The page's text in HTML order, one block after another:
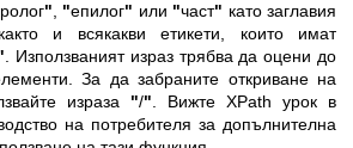
", "епилог" или "част" като заглавия
и всякакви етикети, които имат
. Използваният израз трябва да оцени до
За да забраните откриване на
израза "/". Вижте XPath урок в
на потребителя за допълнителна